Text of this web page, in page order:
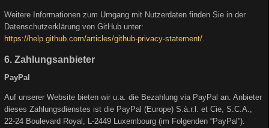
Weitere Informationen zum Umgang mit Nutzerdaten finden Sie in der
Datenschutzerklärung von GitHub unter:
https://help.github.com/articles/github-privacy-statement/
6. Zahlungsanbieter
PayPal
Auf unserer Website bieten wir u.a. die Bezahlung via PayPal an. Anbieter
dieses Zahlungsdienstes ist die PayPal (Europe) S.à.r.l. et Cie, S.C.A.,
22-24 Boulevard Royal, L-2449 Luxembourg (im Folgenden “PayPal”).